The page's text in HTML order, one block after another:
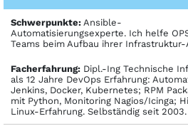
Schwerpunkte: Ansible-
Automatisierungsexperte. Ich helfe
Teams beim Aufbau ihrer
Facher­fahrung: Dipl.-Ing Technische
als 12 Jahre DevOps Erfahrung:
Jenkins, Docker, Kubernetes; RPM
mit Python, Monitoring Nagios/Icinga;
Linux-Erfahrung. Selbständig seit 2003.